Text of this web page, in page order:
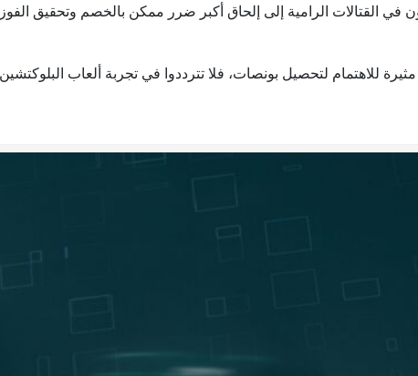
في القتالات الرامية إلى إلحاق أكبر ضرر ممكن بالخصم وتحقيق
للاهتمام لتحصيل بونصات، فلا تترددوا في تجربة ألعاب